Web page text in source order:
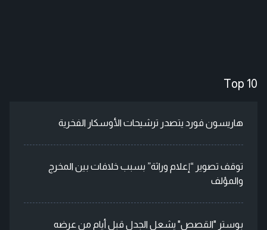
Top 10
هاريسون فورد يتصدر ترشيحات الأوسكار الفخرية
توقف تصوير “إعلام وراثة” بسبب خلافات بين المخرج
والمؤلف
بوستر "القصص" يشعل الجدل قبل أيام من عرضه